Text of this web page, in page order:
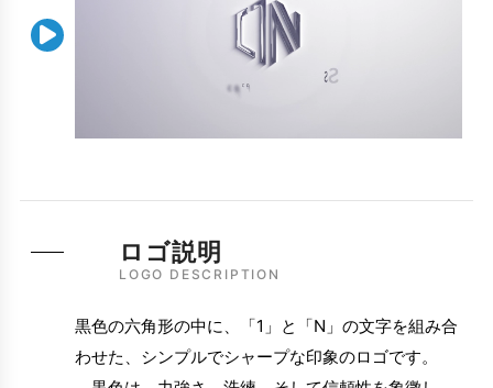

LOGO DESCRIPTION
ロゴ説明
黒色の六角形の中に、「1」と「N」の文字を組み合
わせた、シンプルでシャープな印象のロゴです。